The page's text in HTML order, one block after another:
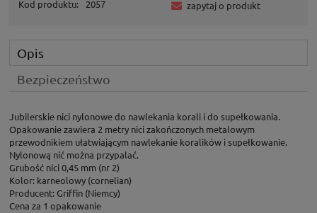
Kod produktu: 2057 zapytaj o produkt
Opis
Bezpieczeństwo
Jubilerskie nici nylonowe do nawlekania korali i do supełkowania.
Opakowanie zawiera 2 metry nici zakończonych metalowym
przewodnikiem ułatwiającym nawlekanie koralików i supełkowanie.
Nylonową nić można przypalać.
Grubość nici 0,45 mm (nr 2)
Kolor: karneolowy (cornelian)
Producent: Griffin (Niemcy)
Cena za 1 opakowanie